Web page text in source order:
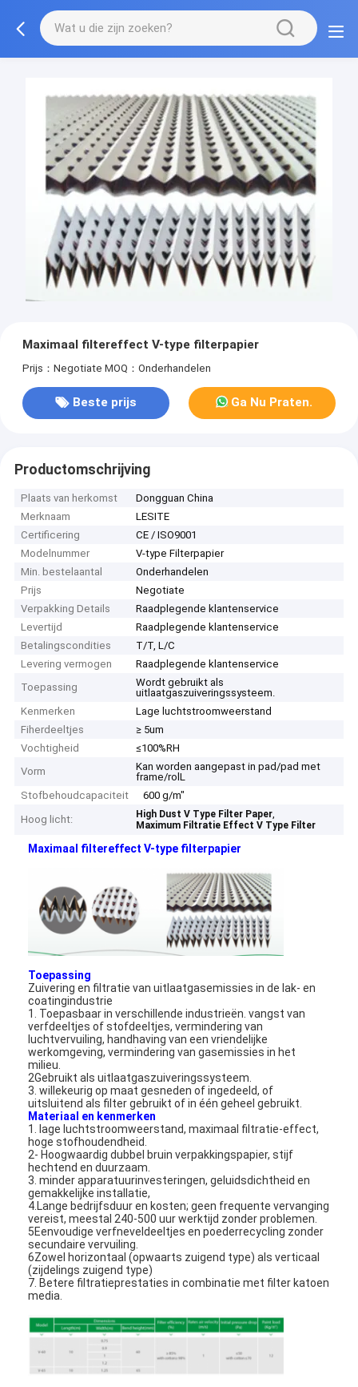
Maximaal filtereffect V-type filterpapier
Prijs：Negotiate MOQ：Onderhandelen
Beste prijs Ga Nu Praten.
Productomschrijving
Plaats van herkomst
Dongguan China
Merknaam
LESITE
Certificering
CE / ISO9001
Modelnummer
V-type Filterpapier
Min. bestelaantal
Onderhandelen
Prijs
Negotiate
Verpakking Details
Raadplegende klantenservice
Levertijd
Raadplegende klantenservice
Betalingscondities
T/T, L/C
Levering vermogen
Raadplegende klantenservice
Toepassing
Wordt gebruikt als
uitlaatgaszuiveringssysteem.
Kenmerken
Lage luchtstroomweerstand
Fiherdeeltjes
≥ 5um
Vochtigheid
≤100%RH
Vorm
Kan worden aangepast in pad/pad met
frame/rolL
Stofbehoudcapaciteit
600 g/m"
Hoog licht:
High Dust V Type Filter Paper,
Maximum Filtratie Effect V Type Filter
Maximaal filtereffect V-type filterpapier
Toepassing
Zuivering en filtratie van uitlaatgasemissies in de lak- en
coatingindustrie
1. Toepasbaar in verschillende industrieën. vangst van
verfdeeltjes of stofdeeltjes, vermindering van
luchtvervuiling, handhaving van een vriendelijke
werkomgeving, vermindering van gasemissies in het
milieu.
2Gebruikt als uitlaatgaszuiveringssysteem.
3. willekeurig op maat gesneden of ingedeeld, of
uitsluitend als filter gebruikt of in één geheel gebruikt.
Materiaal en kenmerken
1. lage luchtstroomweerstand, maximaal filtratie-effect,
hoge stofhoudendheid.
2- Hoogwaardig dubbel bruin verpakkingspapier, stijf
hechtend en duurzaam.
3. minder apparatuurinvesteringen, geluidsdichtheid en
gemakkelijke installatie,
4.Lange bedrijfsduur en kosten; geen frequente vervanging
vereist, meestal 240-500 uur werktijd zonder problemen.
5Eenvoudige verfneveldeeltjes en poederrecycling zonder
secundaire vervuiling.
6Zowel horizontaal (opwaarts zuigend type) als verticaal
(zijdelings zuigend type)
7. Betere filtratieprestaties in combinatie met filter katoen
media.